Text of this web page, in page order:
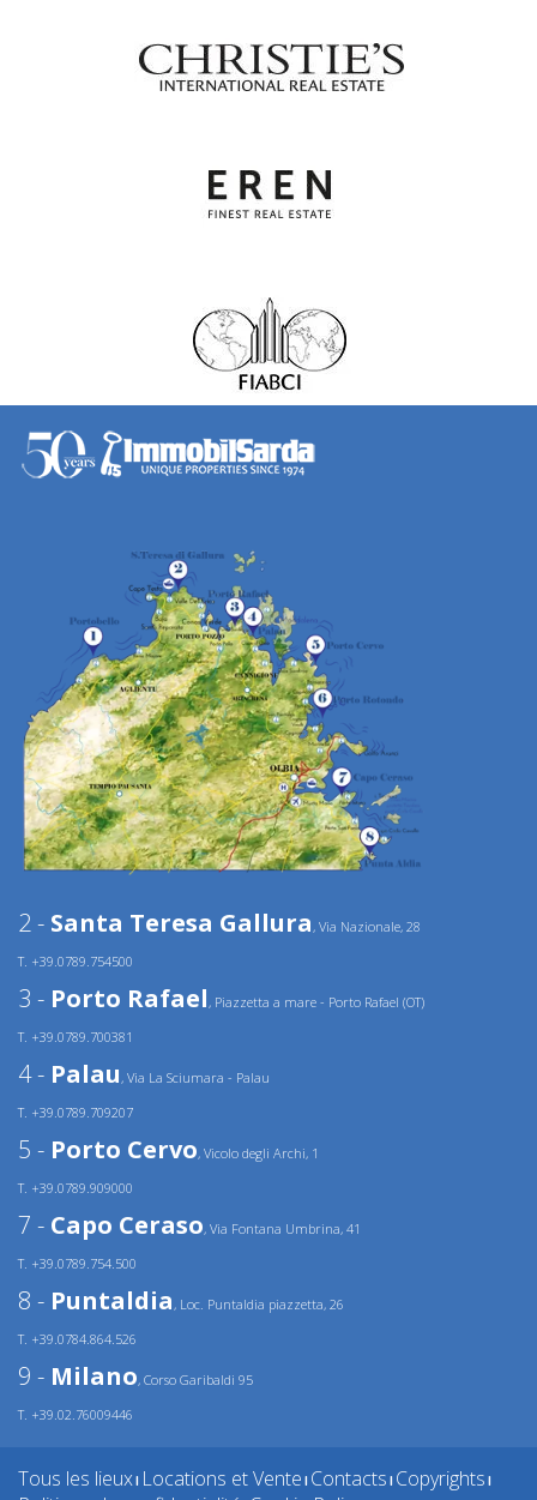
2 - Santa Teresa Gallura, Via Nazionale, 28
T. +39.0789.754500
3 - Porto Rafael, Piazzetta a mare - Porto Rafael (OT)
T. +39.0789.700381
4 - Palau, Via La Sciumara - Palau
T. +39.0789.709207
5 - Porto Cervo, Vicolo degli Archi, 1
T. +39.0789.909000
7 - Capo Ceraso, Via Fontana Umbrina, 41
T. +39.0789.754.500
8 - Puntaldia, Loc. Puntaldia piazzetta, 26
T. +39.0784.864.526
9 - Milano, Corso Garibaldi 95
T. +39.02.76009446
Tous les lieux| Locations et Vente | Contacts | Copyrights |